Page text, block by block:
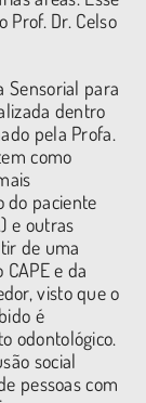
Prof. Dr. Celso
Sensorial para
dentro
pela Profa.
como
do paciente
e outras
de uma
e da
visto que o
é
odontológico.
social
pessoas com